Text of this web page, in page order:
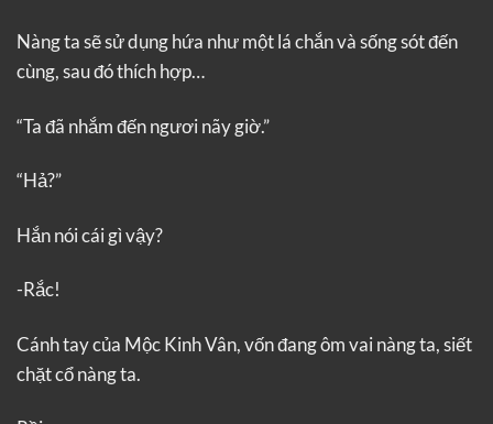
Nàng ta sẽ sử dụng hứa như một lá chắn và sống sót đến
cùng, sau đó thích hợp…
“Ta đã nhắm đến ngươi nãy giờ.”
“Hả?”
Hắn nói cái gì vậy?
-Rắc!
Cánh tay của Mộc Kinh Vân, vốn đang ôm vai nàng ta, siết
chặt cổ nàng ta.